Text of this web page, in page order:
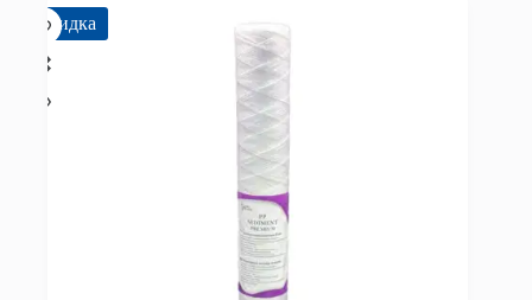
Скидка